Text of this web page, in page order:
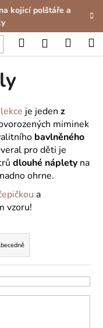
kojicí polštáře a
HledatPřihlášení
je jeden z
miminek
bavlněného
pro děti je
dlouhé náplety na
ohrne.
a
vzoru!